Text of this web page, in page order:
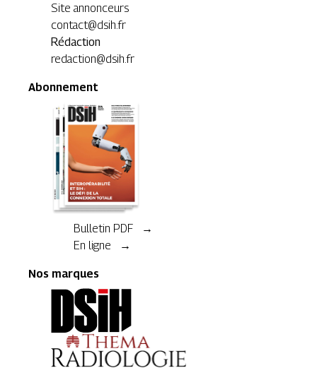
Site annonceurs
contact@dsih.fr
Rédaction
redaction@dsih.fr
Abonnement
Bulletin PDF →
En ligne →
Nos marques